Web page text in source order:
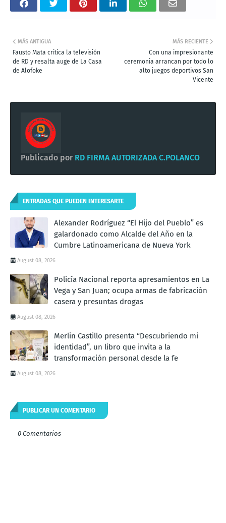
MÁS RECIENTE
Con una impresionante
ceremonia arrancan por todo lo
alto juegos deportivos San
Vicente
MÁS ANTIGUA
Fausto Mata critica la televisión
de RD y resalta auge de La Casa
de Alofoke
Publicado por RD FIRMA AUTORIZADA C.POLANCO
ENTRADAS QUE PUEDEN INTERESARTE
Alexander Rodríguez “El Hijo del Pueblo” es
galardonado como Alcalde del Año en la
Cumbre Latinoamericana de Nueva York
August 08, 2026
Policía Nacional reporta apresamientos en La
Vega y San Juan; ocupa armas de fabricación
casera y presuntas drogas
August 08, 2026
Merlin Castillo presenta “Descubriendo mi
identidad”, un libro que invita a la
transformación personal desde la fe
August 08, 2026
PUBLICAR UN COMENTARIO
0 Comentarios